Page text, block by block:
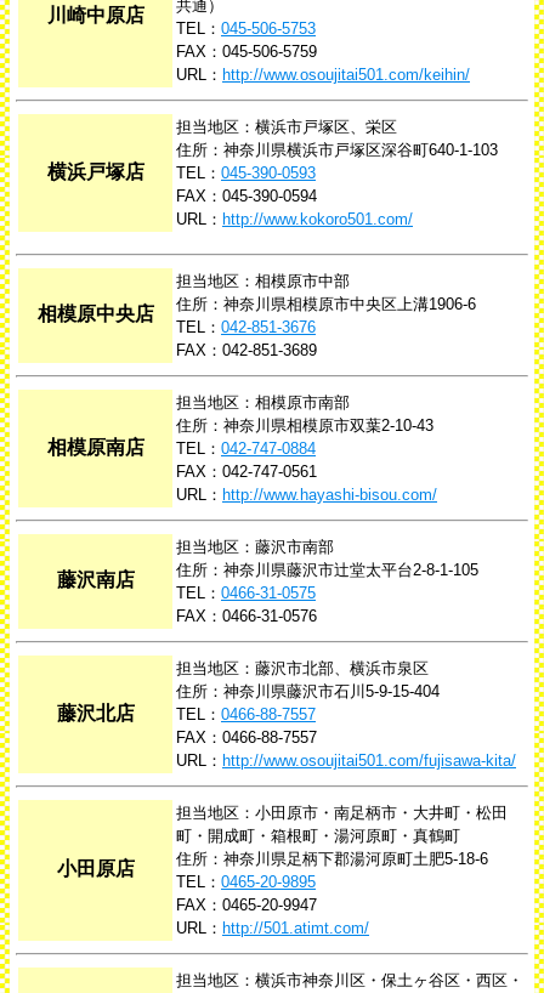
川崎中原店
共通）
TEL： 045-506-5753
FAX：045-506-5759
URL： http://www.osoujitai501.com/keihin/
横浜戸塚店
担当地区：横浜市戸塚区、栄区
住所：神奈川県横浜市戸塚区深谷町640-1-103
TEL： 045-390-0593
FAX：045-390-0594
URL： http://www.kokoro501.com/
相模原中央店
担当地区：相模原市中部
住所：神奈川県相模原市中央区上溝1906-6
TEL： 042-851-3676
FAX：042-851-3689
相模原南店
担当地区：相模原市南部
住所：神奈川県相模原市双葉2-10-43
TEL： 042-747-0884
FAX：042-747-0561
URL： http://www.hayashi-bisou.com/
藤沢南店
担当地区：藤沢市南部
住所：神奈川県藤沢市辻堂太平台2-8-1-105
TEL： 0466-31-0575
FAX：0466-31-0576
藤沢北店
担当地区：藤沢市北部、横浜市泉区
住所：神奈川県藤沢市石川5-9-15-404
TEL： 0466-88-7557
FAX：0466-88-7557
URL： http://www.osoujitai501.com/fujisawa-kita/
小田原店
担当地区：小田原市・南足柄市・大井町・松田
町・開成町・箱根町・湯河原町・真鶴町
住所：神奈川県足柄下郡湯河原町土肥5-18-6
TEL： 0465-20-9895
FAX：0465-20-9947
URL： http://501.atimt.com/
担当地区：横浜市神奈川区・保土ヶ谷区・西区・